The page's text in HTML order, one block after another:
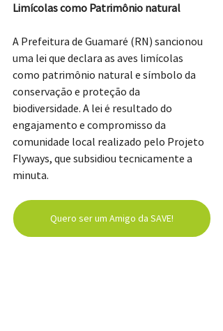
Limícolas como Patrimônio natural
A Prefeitura de Guamaré (RN) sancionou
uma lei que declara as aves limícolas
como patrimônio natural e símbolo da
conservação e proteção da
biodiversidade. A lei é resultado do
engajamento e compromisso da
comunidade local realizado pelo Projeto
Flyways, que subsidiou tecnicamente a
minuta.
Quero ser um Amigo da SAVE!